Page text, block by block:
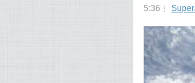
5:36